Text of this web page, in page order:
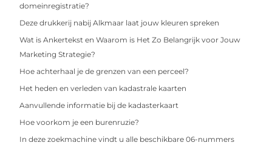
domeinregistratie?
Deze drukkerij nabij Alkmaar laat jouw kleuren spreken
Wat is Ankertekst en Waarom is Het Zo Belangrijk voor Jouw
Marketing Strategie?
Hoe achterhaal je de grenzen van een perceel?
Het heden en verleden van kadastrale kaarten
Aanvullende informatie bij de kadasterkaart
Hoe voorkom je een burenruzie?
In deze zoekmachine vindt u alle beschikbare 06-nummers